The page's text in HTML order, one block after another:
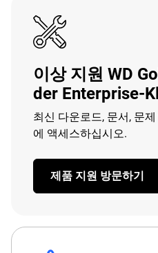
이상 지원 WD
der Enterprise-
최신 다운로드, 문서, 문
에 액세스하십시오.
제품 지원 방문하기